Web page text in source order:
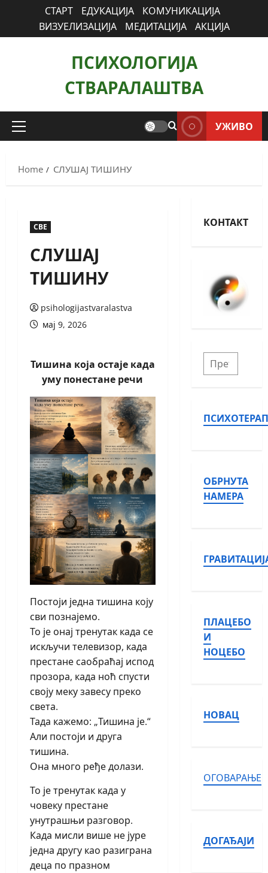
СТАРТ ЕДУКАЦИЈА
КОМУНИКАЦИЈА
ВИЗУЕЛИЗАЦИЈА
МЕДИТАЦИЈА АКЦИЈА
ПСИХОЛОГИЈА
СТВАРАЛАШТВА
УЖИВО
Home СЛУШАЈ ТИШИНУ
СВЕ
СЛУШАЈ
ТИШИНУ
psihologijastvaralastva
мај 9, 2026
Тишина која остаје када
уму понестане речи
Постоји једна тишина коју
сви познајемо.
То је онај тренутак када се
искључи телевизор, када
престане саобраћај испод
прозора, када ноћ спусти
своју меку завесу преко
света.
Тада кажемо: „Тишина је.“
Али постоји и друга
тишина.
Она много ређе долази.
То је тренутак када у
човеку престане
унутрашњи разговор.
Када мисли више не јуре
једна другу као разиграна
деца по празном
КОНТАКТ
ОБРНУТА
НАМЕРА
ПЛАЦЕБО
И
НОЦЕБО
НОВАЦ
ОГОВАРАЊЕ
ДОГАЂАЈИ